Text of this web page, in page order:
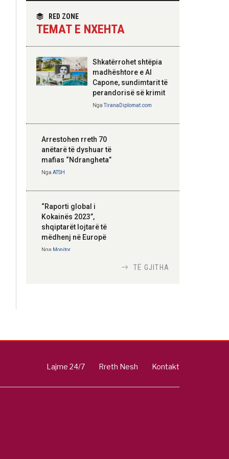
dypalësh
Hoxha takim me
zyrtarë të lartë të
DASH: Angazhim i
përbashkët për
strategjik
RED ZONE
TEMAT E NXEHTA
Shkatërrohet shtëpia
madhështore e Al
Capone, sundimtarit të
perandorisë së krimit
NgaTiranaDiplomat.com
Arrestohen rreth 70
anëtarë të dyshuar të
mafias “Ndrangheta”
Nga ATSH
“Raporti global i
Kokainës 2023”,
shqiptarët lojtarë të
mëdhenj në Europë
Nga Monitor
inteligjente izraelite
TË GJITHA
Lajme 24/7 Rreth Nesh Kontakt